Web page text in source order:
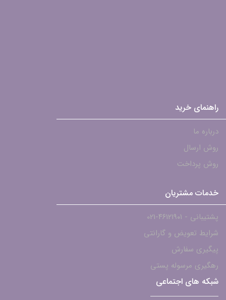
راهنمای خرید
درباره ما
روش ارسال
روش پرداخت
خدمات مشتریان
پشتیبانی - ۴۶۱۲۱۹۰۱-021
شرایط تعویض و گارانتی
پیگیری سفارش
رهگیری مرسوله پستی
شبکه های اجتماعی